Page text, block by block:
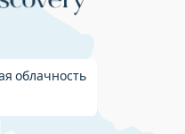
облачность